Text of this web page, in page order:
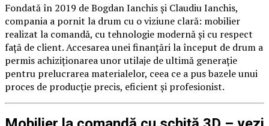
Fondată în 2019 de Bogdan Ianchis și Claudiu Ianchis,
compania a pornit la drum cu o viziune clară: mobilier
realizat la comandă, cu tehnologie modernă și cu respect
față de client. Accesarea unei finanțări la început de drum a
permis achiziționarea unor utilaje de ultimă generație
pentru prelucrarea materialelor, ceea ce a pus bazele unui
proces de producție precis, eficient și profesionist.